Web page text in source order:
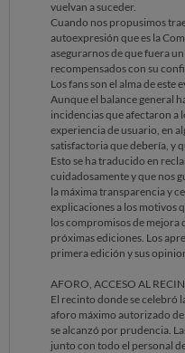
vuelvan a suceder.
Cuando nos propusimos
autoexpresión que es la
asegurarnos de que fuera
recompensados con su
Los fans son el alma de este
Aunque el balance general
incidencias que afectaron a
experiencia de usuario, en
satisfactoria que debería, y
Esto se ha traducido en
cuidadosamente y que nos
la máxima transparencia y
explicaciones a los motivos
los compromisos de mejora
próximas ediciones. Los
primera edición y sus
AFORO, ACCESO AL
El recinto donde se celebró
aforo máximo autorizado
se alcanzó por prudencia.
junto con todo el personal